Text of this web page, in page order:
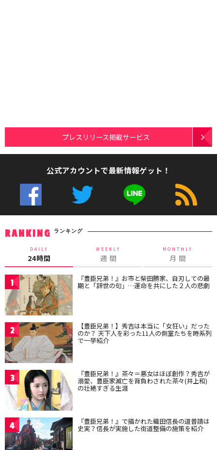
プレスリリース掲載サービス
公式アカウントで最新情報ゲット！
RANKING ランキング
DAILY
24時間
WEEKLY
週 間
MONTHLY
月 間
1 『豊臣兄弟！』お市と柴田勝家、自刃しての最
期と「辞世の句」…運命を共にした２人の悲劇
2 【豊臣兄弟！】秀吉は本当に「女狂い」だった
のか？ 天下人を彩った11人の側室たちを時系列
で一挙紹介
3 『豊臣兄弟！』茶々＝悪女はほぼ創作？秀吉が
溺愛、豊臣家滅亡を背負わされた茶々(井上和)
の壮絶すぎる生涯
4 『豊臣兄弟！』で描かれた織田信長の道普請は
史実？信長が実施した街道整備の施策を紹介